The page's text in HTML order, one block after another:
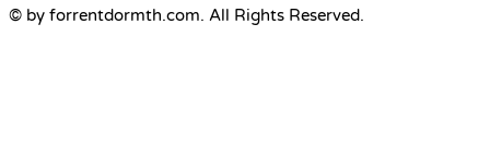
© by forrentdormth.com. All Rights Reserved.